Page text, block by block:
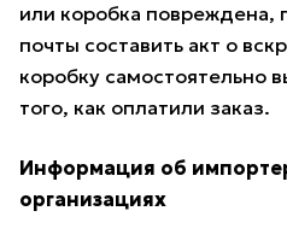
или коробка повреждена,
почты составить акт о
коробку самостоятельно
того, как оплатили заказ.
Информация об
организациях